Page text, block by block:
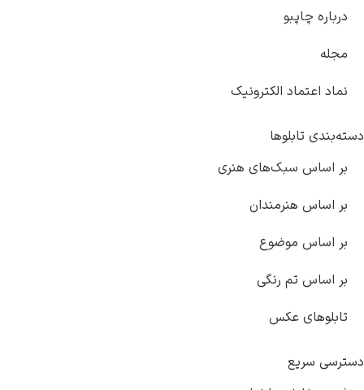
چاپبو
اعتماد الکترونیک
تابلوها
سبک‌های هنری
هنرمندان
موضوع
تم رنگی
عکس
سریع